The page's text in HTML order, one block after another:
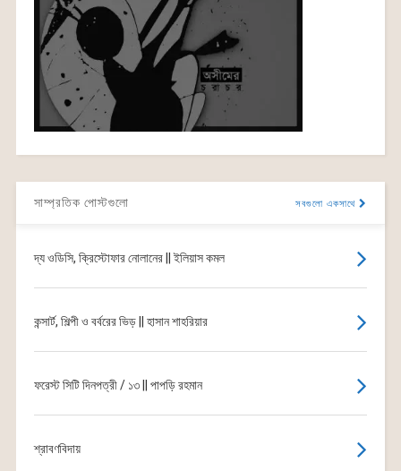
সাম্প্রতিক পোস্টগুলো সবগুলো একসাথে
দ্য ওডিসি, ক্রিস্টোফার নোলানের || ইলিয়াস কমল
কন্সার্ট, শিল্পী ও বর্বরের ভিড় || হাসান শাহরিয়ার
ফরেস্ট সিটি দিনপত্রী / ১৩ || পাপড়ি রহমান
শ্রাবণবিদায়